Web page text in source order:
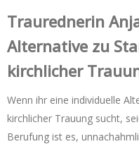
Trauredner‌in
Alternative zu
kirchlicher
Wenn ihr eine individuelle
kirchlicher Trauung sucht,
Berufung ist es,